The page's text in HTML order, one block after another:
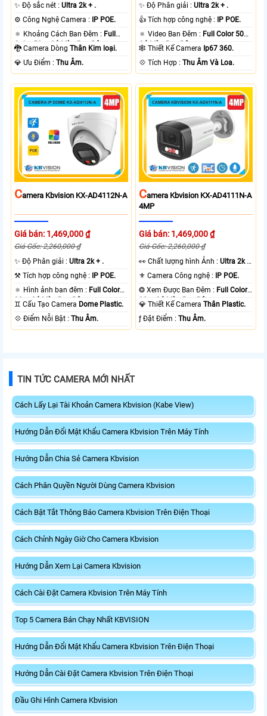
✨ Độ sắc nét :Ultra 2k + .
⚙ Công Nghệ Camera : IP POE.
🔅 Khoảng Cách Ban Đêm : Full
Color 50m Có Màu Ban Ðêm.
🐉️ Camera DòngThân Kim loại.
️💎 Ưu Điểm :Thu Âm.
✨ Độ Phân giải :Ultra 2k + .
👍 Tích hợp công nghệ : IP POE.
🔅 Video Ban Đêm : Full Color 50m
Có Màu Ban Ðêm.
🕸️ Thiết Kế Camera Ip67 360.
️💠 Tích Hợp :Thu Âm Và Loa.
CAmera Kbvision KX-AD4112N-A
Giá bán: 1,469,000 ₫
Giá Gốc: 2,260,000 ₫
✨ Độ Phân giải :Ultra 2k + .
⚒ Tích hợp công nghệ : IP POE.
🔅 Hình ảnh ban đêm : Full Color
30m Có Màu Ban Ðêm.
♊ Cấu Tạo Camera Dome Plastic.
️💠 Điểm Nỗi Bật :Thu Âm.
CAmera Kbvision KX-AD4111N-A
4MP
Giá bán: 1,469,000 ₫
Giá Gốc: 2,260,000 ₫
️👀 Chất lượng hình Ảnh :Ultra 2k +
⚜️ Camera Công nghệ : IP POE.
❂ Xem Được Ban Đêm : Full Color
30m Có Màu Ban Ðêm.
💎 Thiết Kế CameraThân Plastic.
️ƒ Đặt Điểm :Thu Âm.
TIN TỨC CAMERA MỚI NHẤT
Cách Lấy Lại Tài Khoản Camera Kbvision (Kabe View)
Hướng Dẫn Đổi Mật Khẩu Camera Kbvision Trên Máy Tính
Hướng Dẫn Chia Sẻ Camera Kbvision
Cách Phân Quyền Người Dùng Camera Kbvision
Cách Bật Tắt Thông Báo Camera Kbvision Trên Điện Thoại
Cách Chỉnh Ngày Giờ Cho Camera Kbvision
Hướng Dẫn Xem Lại Camera Kbvision
Cách Cài Đặt Camera Kbvision Trên Máy Tính
Top 5 Camera Bán Chạy Nhất KBVISION
Hướng Dẫn Đổi Mật Khẩu Camera Kbvision Trên Điện Thoại
Hướng Dẫn Cài Đặt Camera Kbvision Trên Điện Thoại
Đầu Ghi Hình Camera Kbvision